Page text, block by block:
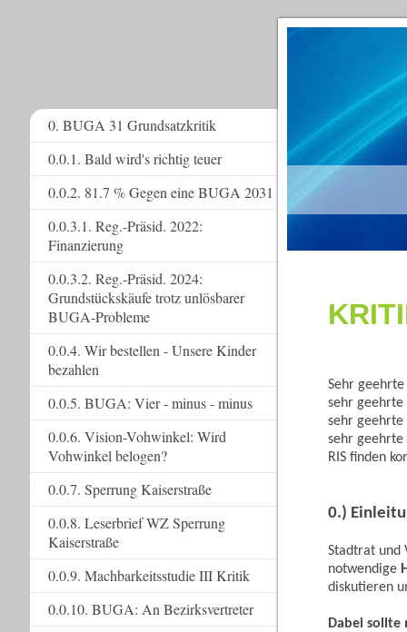
Sehr
sehr
sehr geehrte
sehr
RIS finden
0.)
Stadtrat und
notwendige
diskutieren
Dabei
0. BUGA 31 Grundsatzkritik
0.0.1. Bald wird's richtig teuer
0.0.2. 81.7 % Gegen eine BUGA 2031
0.0.3.1. Reg.-Präsid. 2022:
Finanzierung
0.0.3.2. Reg.-Präsid. 2024:
Grundstückskäufe trotz unlösbarer
BUGA-Probleme
0.0.4. Wir bestellen - Unsere Kinder
bezahlen
0.0.5. BUGA: Vier - minus - minus
0.0.6. Vision-Vohwinkel: Wird
Vohwinkel belogen?
0.0.7. Sperrung Kaiserstraße
0.0.8. Leserbrief WZ Sperrung
Kaiserstraße
0.0.9. Machbarkeitsstudie III Kritik
0.0.10. BUGA: An Bezirksvertreter